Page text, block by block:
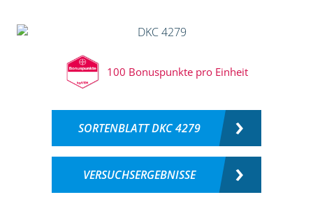
100 Bonuspunkte pro Einheit
SORTENBLATT DKC 4279
VERSUCHSERGEBNISSE